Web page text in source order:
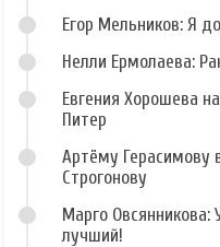
Егор Мельников: Я
Нелли Ермолаева:
Евгения Хорошева
Питер
Артёму Герасимову
Строгонову
Марго
лучший!